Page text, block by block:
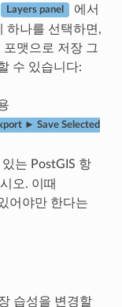
Layers panel
에서
하나를 선택하면,
맷으로 저장 그
수 있습니다:
► Save Selected
있는 PostGIS 항
오. 이때
어야만 한다는
습성을 변경할